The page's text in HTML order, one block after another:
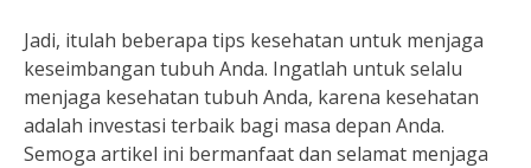
Jadi, itulah beberapa tips kesehatan untuk menjaga
keseimbangan tubuh Anda. Ingatlah untuk selalu
menjaga kesehatan tubuh Anda, karena kesehatan
adalah investasi terbaik bagi masa depan Anda.
Semoga artikel ini bermanfaat dan selamat menjaga